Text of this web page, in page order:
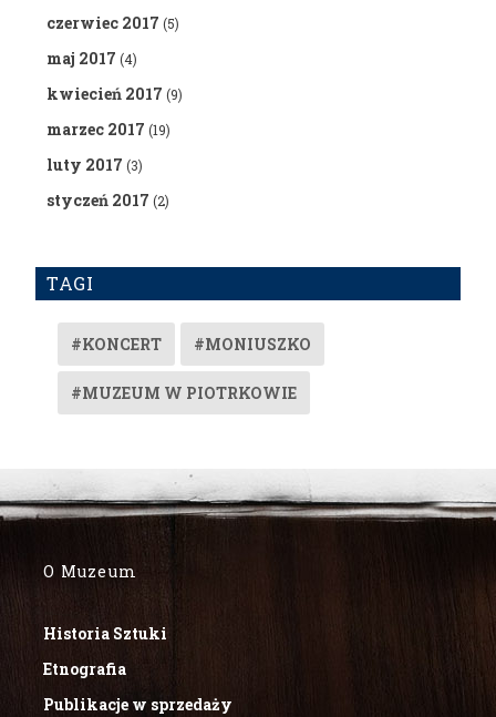
czerwiec 2017 (5)
maj 2017 (4)
kwiecień 2017 (9)
marzec 2017 (19)
luty 2017 (3)
styczeń 2017 (2)
TAGI
#KONCERT #MONIUSZKO
#MUZEUM W PIOTRKOWIE
O Muzeum
Historia Sztuki
Etnografia
Publikacje w sprzedaży